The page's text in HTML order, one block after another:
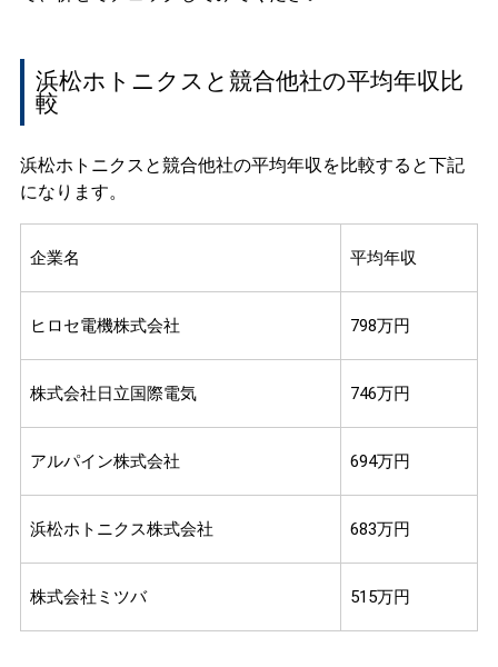
浜松ホトニクスと競合他社の平均年収比
較
浜松ホトニクスと競合他社の平均年収を比較すると下記
になります。
企業名 平均年収
ヒロセ電機株式会社 798万円
株式会社日立国際電気 746万円
アルパイン株式会社 694万円
浜松ホトニクス株式会社 683万円
株式会社ミツバ 515万円